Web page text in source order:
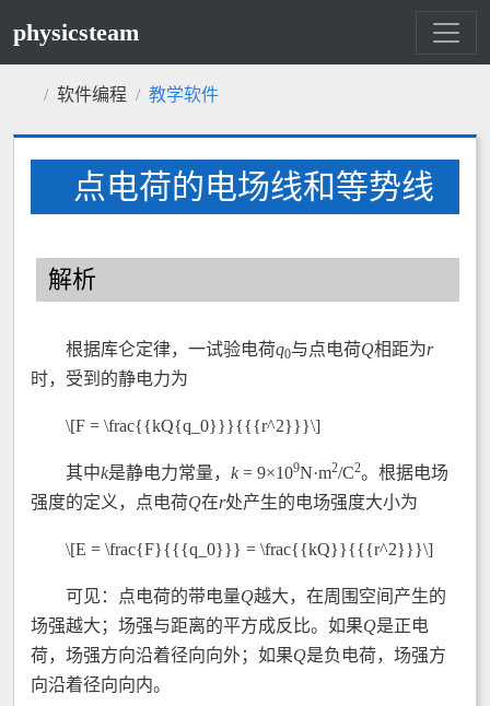
physicsteam
软件编程 教学软件
点电荷的电场线和等势线
解析
根据库仑定律，一试验电荷q0与点电荷Q相距为r
时，受到的静电力为
\[F = \frac{{kQ{q_0}}}{{{r^2}}}\]
其中k是静电力常量， k= 9×109N·m2/C2。根据电场
强度的定义，点电荷Q在r处产生的电场强度大小为
\[E = \frac{F}{{{q_0}}} = \frac{{kQ}}{{{r^2}}}\]
可见：点电荷的带电量Q越大，在周围空间产生的
场强越大；场强与距离的平方成反比。如果Q是正电
荷，场强方向沿着径向向外；如果Q是负电荷，场强方
向沿着径向向内。